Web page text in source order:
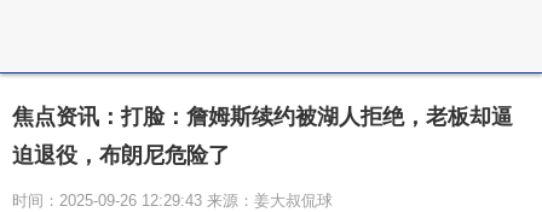
焦点资讯：打脸：詹姆斯续约被湖人拒绝，老板却逼
迫退役，布朗尼危险了
时间：2025-09-26 12:29:43 来源：姜大叔侃球